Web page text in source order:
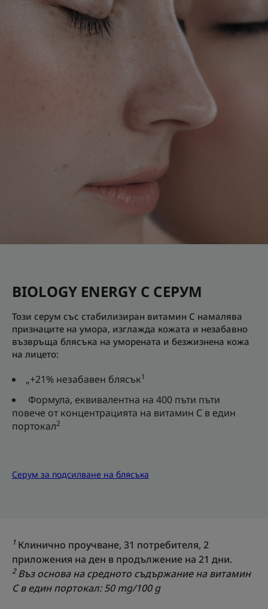
BIOLOGY ENERGY C СЕРУМ
Този серум със стабилизиран витамин С намалява
признаците на умора, изглажда кожата и незабавно
възвръща блясъка на уморената и безжизнена кожа
на лицето:
„+21% незабавен блясък1
Формула, еквивалентна на 400 пъти пъти
повече от концентрацията на витамин С в един
портокал2
Серум за подсилване на блясъка
1 Клинично проучване, 31 потребителя, 2
приложения на ден в продължение на 21 дни.
2Въз основа на средното съдържание на витамин
С в един портокал: 50 mg/100 g